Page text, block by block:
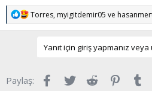
T
p
r
Torres,myigitdemir05 ve
Yanıt için giriş yapmanız
Paylaş: Facebook
Twitter Reddit